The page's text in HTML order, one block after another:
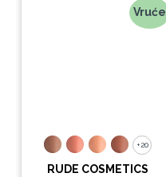
Vruće
+20
+20
RUDE COSMETICS